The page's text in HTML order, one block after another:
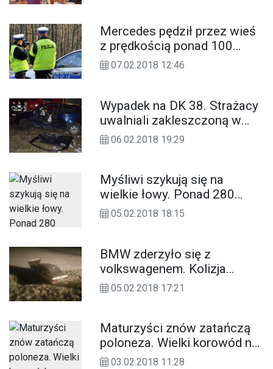
Mercedes pędził przez wieś
z prędkością ponad 100
km/h. Kierowca stracił prawo
07.02.2018 12:46
Wypadek na DK 38. Strażacy
uwalniali zakleszczoną w
pojeździe kobietę. ZDJĘCIA
06.02.2018 19:29
Myśliwi szykują się na
wielkie łowy. Ponad 280
dzików z naszych lasów do
05.02.2018 18:15
BMW zderzyło się z
volkswagenem. Kolizja
osobówek na drodze
05.02.2018 17:21
Maturzyści znów zatańczą
poloneza. Wielki korowód na
placu Wolności
03.02.2018 11:28